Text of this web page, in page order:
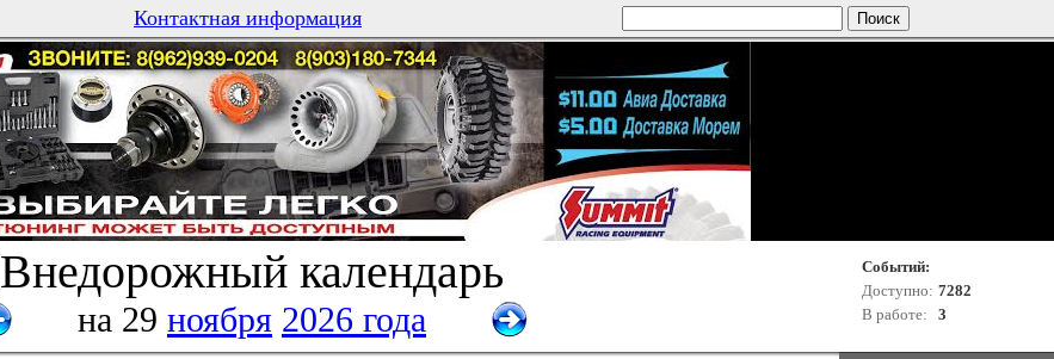
Контактная информация
Внедорожный календарь
на 29 ноября 2026 года
Событий:
Доступно: 7282
В работе:
3